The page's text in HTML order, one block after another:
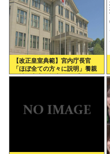
【改正皇室典範】宮内庁長官
「ほぼ全ての方々に説明」養親
候補の宮家皇族方に 男系男子の